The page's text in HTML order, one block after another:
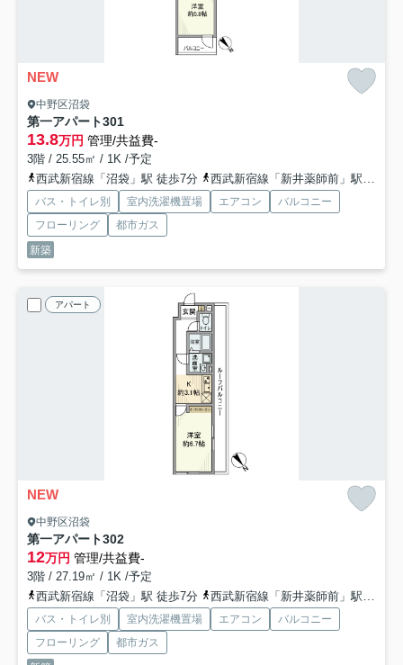
NEW
中野区沼袋
第一アパート301
13.8万円 管理/共益費-
3階 / 25.55㎡ / 1K /予定
西武新宿線「沼袋」駅 徒歩7分
西武新宿線「新井薬師前」駅 徒歩7分
バス・トイレ別 室内洗濯機置場 エアコン
バルコニー
フローリング
都市ガス
新築
アパート
NEW
中野区沼袋
第一アパート302
12万円 管理/共益費-
3階 / 27.19㎡ / 1K /予定
西武新宿線「沼袋」駅 徒歩7分
西武新宿線「新井薬師前」駅 徒歩7分
バス・トイレ別 室内洗濯機置場 エアコン
バルコニー
フローリング
都市ガス